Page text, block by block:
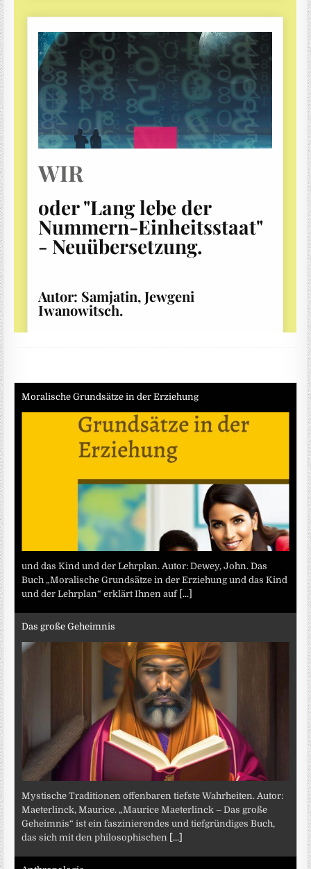
Moralische Grundsätze in der Erziehung
und das Kind und der Lehrplan. Autor: Dewey, John. Das
Buch „Moralische Grundsätze in der Erziehung und das Kind
und der Lehrplan“ erklärt Ihnen auf [...]
Das große Geheimnis
Mystische Traditionen offenbaren tiefste Wahrheiten. Autor:
Maeterlinck, Maurice. „Maurice Maeterlinck – Das große
Geheimnis“ ist ein faszinierendes und tiefgründiges Buch,
das sich mit den philosophischen [...]